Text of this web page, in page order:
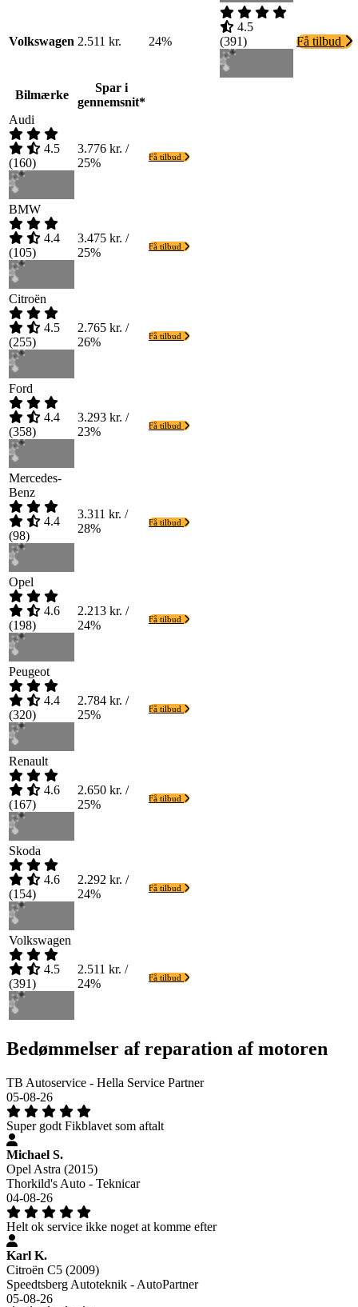
Volkswagen 2.511 kr. 24%
4.5
(391) Få tilbud
Bilmærke
Spar i
gennemsnit*
Audi
4.5
(160)
3.776 kr. /
25%
Få tilbud
BMW
4.4
(105)
3.475 kr. /
25%
Få tilbud
Citroën
4.5
(255)
2.765 kr. /
26%
Få tilbud
Ford
4.4
(358)
3.293 kr. /
23%
Få tilbud
Mercedes-
Benz
4.4
(98)
3.311 kr. /
28%
Få tilbud
Opel
4.6
(198)
2.213 kr. /
24%
Få tilbud
Peugeot
4.4
(320)
2.784 kr. /
25%
Få tilbud
Renault
4.6
(167)
2.650 kr. /
25%
Få tilbud
Skoda
4.6
(154)
2.292 kr. /
24%
Få tilbud
Volkswagen
4.5
(391)
2.511 kr. /
24%
Få tilbud
Bedømmelser af reparation af motoren
TB Autoservice - Hella Service Partner
05-08-26
Super godt Fikblavet som aftalt
Michael S.
Opel Astra (2015)
Thorkild's Auto - Teknicar
04-08-26
Helt ok service ikke noget at komme efter
Karl K.
Citroën C5 (2009)
Speedtsberg Autoteknik - AutoPartner
05-08-26